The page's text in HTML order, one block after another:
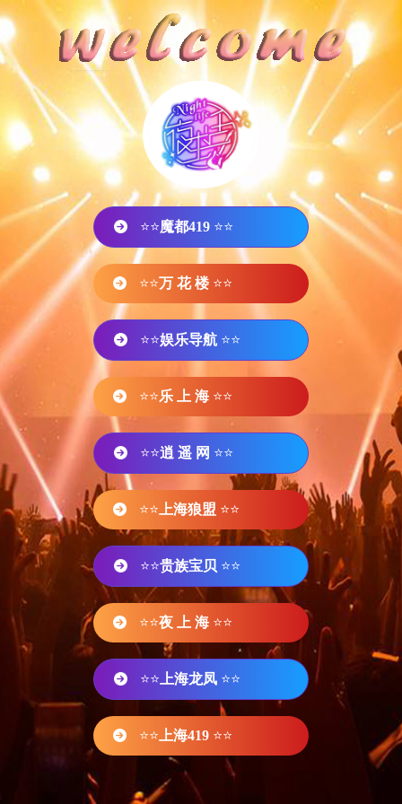
⭐⭐魔都419 ⭐⭐
⭐⭐万 花 楼 ⭐⭐
⭐⭐娱乐导航 ⭐⭐
⭐⭐乐 上 海 ⭐⭐
⭐⭐逍 遥 网 ⭐⭐
⭐⭐ 上海狼盟 ⭐⭐
⭐⭐贵族宝贝 ⭐⭐
⭐⭐夜 上 海 ⭐⭐
⭐⭐ 上海龙凤 ⭐⭐
⭐⭐ 上海419 ⭐⭐